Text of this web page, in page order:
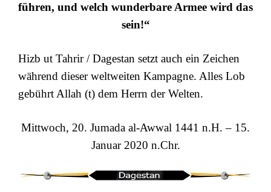
führen, und welch wunderbare Armee wird das
sein!“
Hizb ut Tahrir / Dagestan setzt auch ein Zeichen
während dieser weltweiten Kampagne. Alles Lob
gebührt Allah (t) dem Herrn der Welten.
Mittwoch, 20. Jumada al-Awwal 1441 n.H. – 15.
Januar 2020 n.Chr.